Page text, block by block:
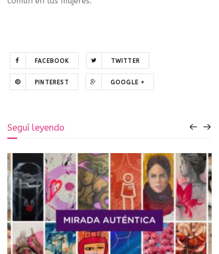
FACEBOOK TWITTER
PINTEREST GOOGLE +
Seguí leyendo